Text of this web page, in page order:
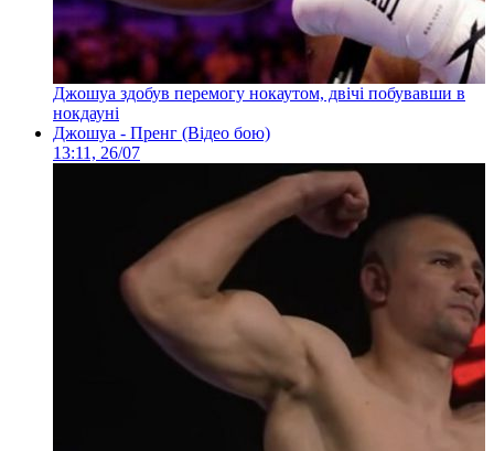
Джошуа здобув перемогу нокаутом, двічі побувавши в
нокдауні
Джошуа - Пренг (Відео бою)
13:11, 26/07